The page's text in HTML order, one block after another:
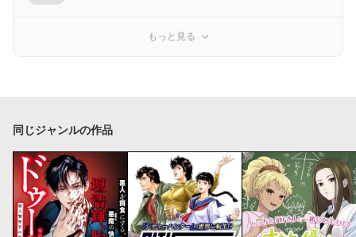
もっと見る
同じジャンルの作品